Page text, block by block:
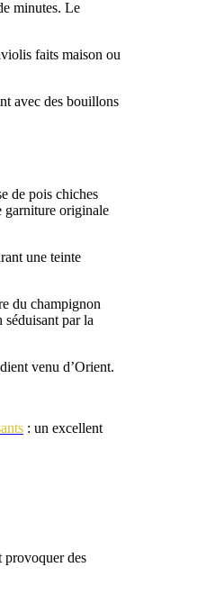
minutes. Le
faits maison ou
avec des bouillons
de pois chiches
garniture originale
une teinte
du champignon
séduisant par la
venu d’Orient.
: un excellent
provoquer des